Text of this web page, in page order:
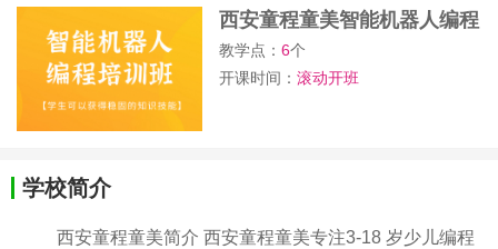
西安童程童美智能机器人编程
培训班
教学点：6个
开课时间：滚动开班
学校简介
西安童程童美简介 西安童程童美专注3-18 岁少儿编程